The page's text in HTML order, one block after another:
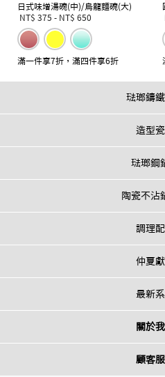
日式味增湯碗(中)/烏龍麵碗(大)
NT$ 375 - NT$ 650
滿一件享7折，滿四件享6折
琺瑯鑄
造型
琺瑯鋼
陶瓷不沾
調理
仲夏
最新系
關於
顧客